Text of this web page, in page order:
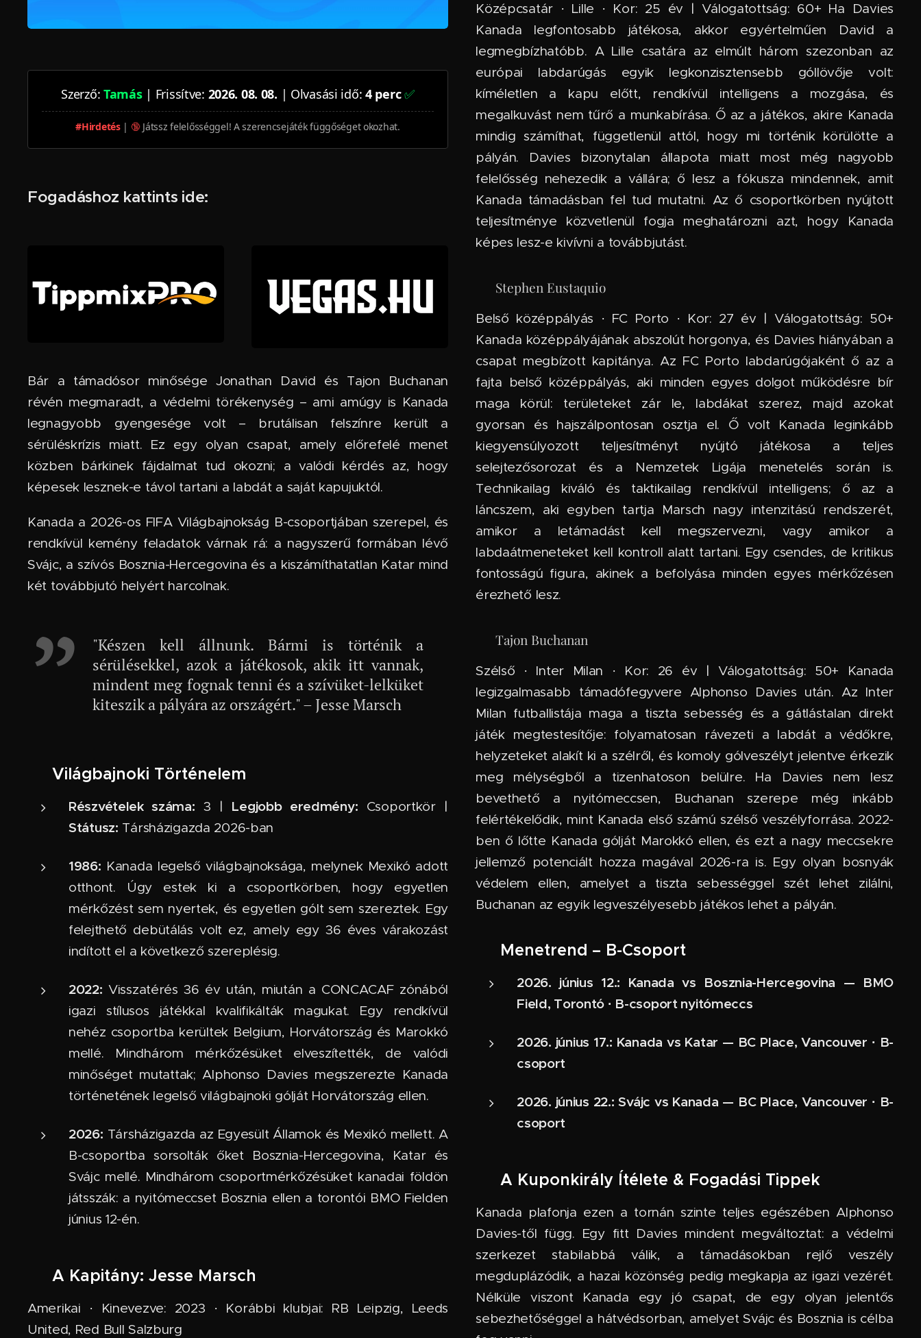
Szerző:Tamás| Frissítve: 2026. 08. 08. | Olvasási idő:4 perc✅
#Hirdetés| 🔞Játssz felelősséggel! A szerencsejáték függőséget okozhat.
Fogadáshoz kattints ide:
Bár a támadósor minősége Jonathan David és Tajon Buchanan
révén megmaradt, a védelmi törékenység – ami amúgy is Kanada
legnagyobb gyengesége volt – brutálisan felszínre került a
sérüléskrízis miatt. Ez egy olyan csapat, amely előrefelé menet
közben bárkinek fájdalmat tud okozni; a valódi kérdés az, hogy
képesek lesznek-e távol tartani a labdát a saját kapujuktól.
Kanada a 2026-os FIFA Világbajnokság B-csoportjában szerepel, és
rendkívül kemény feladatok várnak rá: a nagyszerű formában lévő
Svájc, a szívós Bosznia-Hercegovina és a kiszámíthatatlan Katar mind
két továbbjutó helyért harcolnak.
"Készen kell állnunk. Bármi is történik a
sérülésekkel, azok a játékosok, akik itt vannak,
mindent meg fognak tenni és a szívüket-lelküket
kiteszik a pályára az országért." – Jesse Marsch
📜 Világbajnoki Történelem
Részvételek száma: 3 | Legjobb eredmény: Csoportkör |
Státusz: Társházigazda 2026-ban
1986: Kanada legelső világbajnoksága, melynek Mexikó adott
otthont. Úgy estek ki a csoportkörben, hogy egyetlen
mérkőzést sem nyertek, és egyetlen gólt sem szereztek. Egy
felejthető debütálás volt ez, amely egy 36 éves várakozást
indított el a következő szereplésig.
2022: Visszatérés 36 év után, miután a CONCACAF zónából
igazi stílusos játékkal kvalifikálták magukat. Egy rendkívül
nehéz csoportba kerültek Belgium, Horvátország és Marokkó
mellé. Mindhárom mérkőzésüket elveszítették, de valódi
minőséget mutattak; Alphonso Davies megszerezte Kanada
történetének legelső világbajnoki gólját Horvátország ellen.
2026: Társházigazda az Egyesült Államok és Mexikó mellett. A
B-csoportba sorsolták őket Bosznia-Hercegovina, Katar és
Svájc mellé. Mindhárom csoportmérkőzésüket kanadai földön
játsszák: a nyitómeccset Bosznia ellen a torontói BMO Fielden
június 12-én.
🧠 A Kapitány: Jesse Marsch
Amerikai · Kinevezve: 2023 · Korábbi klubjai: RB Leipzig, Leeds
United, Red Bull Salzburg
Középcsatár · Lille · Kor: 25 év | Válogatottság: 60+ Ha Davies
Kanada legfontosabb játékosa, akkor egyértelműen David a
legmegbízhatóbb. A Lille csatára az elmúlt három szezonban az
európai labdarúgás egyik legkonzisztensebb góllövője volt:
kíméletlen a kapu előtt, rendkívül intelligens a mozgása, és
megalkuvást nem tűrő a munkabírása. Ő az a játékos, akire Kanada
mindig számíthat, függetlenül attól, hogy mi történik körülötte a
pályán. Davies bizonytalan állapota miatt most még nagyobb
felelősség nehezedik a vállára; ő lesz a fókusza mindennek, amit
Kanada támadásban fel tud mutatni. Az ő csoportkörben nyújtott
teljesítménye közvetlenül fogja meghatározni azt, hogy Kanada
képes lesz-e kivívni a továbbjutást.
🇵🇹 Stephen Eustaquio
Belső középpályás · FC Porto · Kor: 27 év | Válogatottság: 50+
Kanada középpályájának abszolút horgonya, és Davies hiányában a
csapat megbízott kapitánya. Az FC Porto labdarúgójaként ő az a
fajta belső középpályás, aki minden egyes dolgot működésre bír
maga körül: területeket zár le, labdákat szerez, majd azokat
gyorsan és hajszálpontosan osztja el. Ő volt Kanada leginkább
kiegyensúlyozott teljesítményt nyújtó játékosa a teljes
selejtezősorozat és a Nemzetek Ligája menetelés során is.
Technikailag kiváló és taktikailag rendkívül intelligens; ő az a
láncszem, aki egyben tartja Marsch nagy intenzitású rendszerét,
amikor a letámadást kell megszervezni, vagy amikor a
labdaátmeneteket kell kontroll alatt tartani. Egy csendes, de kritikus
fontosságú figura, akinek a befolyása minden egyes mérkőzésen
érezhető lesz.
🇮🇹 Tajon Buchanan
Szélső · Inter Milan · Kor: 26 év | Válogatottság: 50+ Kanada
legizgalmasabb támadófegyvere Alphonso Davies után. Az Inter
Milan futballistája maga a tiszta sebesség és a gátlástalan direkt
játék megtestesítője: folyamatosan rávezeti a labdát a védőkre,
helyzeteket alakít ki a szélről, és komoly gólveszélyt jelentve érkezik
meg mélységből a tizenhatoson belülre. Ha Davies nem lesz
bevethető a nyitómeccsen, Buchanan szerepe még inkább
felértékelődik, mint Kanada első számú szélső veszélyforrása. 2022-
ben ő lőtte Kanada gólját Marokkó ellen, és ezt a nagy meccsekre
jellemző potenciált hozza magával 2026-ra is. Egy olyan bosnyák
védelem ellen, amelyet a tiszta sebességgel szét lehet zilálni,
Buchanan az egyik legveszélyesebb játékos lehet a pályán.
📅 Menetrend – B-Csoport
2026. június 12.: Kanada vs Bosznia-Hercegovina — BMO
Field, Torontó · B-csoport nyitómeccs
2026. június 17.: Kanada vs Katar — BC Place, Vancouver · B-
csoport
2026. június 22.: Svájc vs Kanada — BC Place, Vancouver · B-
csoport
🔮 A Kuponkirály Ítélete & Fogadási Tippek
Kanada plafonja ezen a tornán szinte teljes egészében Alphonso
Davies-től függ. Egy fitt Davies mindent megváltoztat: a védelmi
szerkezet stabilabbá válik, a támadásokban rejlő veszély
megduplázódik, a hazai közönség pedig megkapja az igazi vezérét.
Nélküle viszont Kanada egy jó csapat, de egy olyan jelentős
sebezhetőséggel a hátvédsorban, amelyet Svájc és Bosznia is célba